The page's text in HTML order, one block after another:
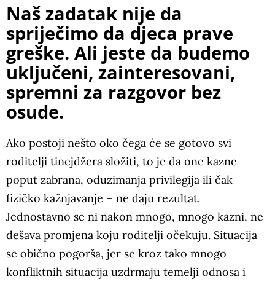
Naš zadatak nije da
spriječimo da djeca prave
greške. Ali jeste da budemo
uključeni, zainteresovani,
spremni za razgovor bez
osude.
Ako postoji nešto oko čega će se gotovo svi
roditelji tinejdžera složiti, to je da one kazne
poput zabrana, oduzimanja privilegija ili čak
fizičko kažnjavanje – ne daju rezultat.
Jednostavno se ni nakon mnogo, mnogo kazni, ne
dešava promjena koju roditelji očekuju. Situacija
se obično pogorša, jer se kroz tako mnogo
konfliktnih situacija uzdrmaju temelji odnosa i